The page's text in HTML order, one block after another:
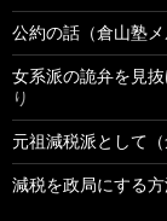
公約の話（倉山塾メ
女系派の詭弁を見
り
元祖減税派として（
減税を政局にする方